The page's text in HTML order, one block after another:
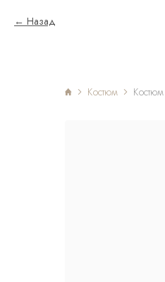
Назад
Костюм